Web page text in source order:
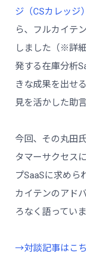
ジ（CSカレッジ）
ら、フルカイテ
しました（※詳
発する在庫分析
きな成果を出せ
見を活かした助
今回、その丸田
タマーサクセス
プSaaSに求めら
カイテンのアド
ろなく語っていま
→対談記事はこ